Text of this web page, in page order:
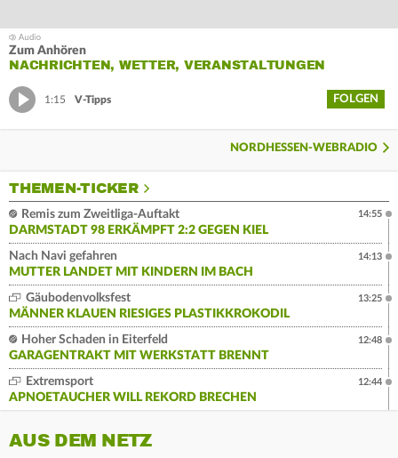
Zum Anhören
NACHRICHTEN, WETTER, VERANSTALTUNGEN
1:15 V-Tipps FOLGEN
NORDHESSEN-WEBRADIO
THEMEN-TICKER
Remis zum Zweitliga-Auftakt
DARMSTADT 98 ERKÄMPFT 2:2 GEGEN KIEL
14:55
Nach Navi gefahren
MUTTER LANDET MIT KINDERN IM BACH
14:13
Gäubodenvolksfest
MÄNNER KLAUEN RIESIGES PLASTIKKROKODIL
13:25
Hoher Schaden in Eiterfeld
GARAGENTRAKT MIT WERKSTATT BRENNT
12:48
Extremsport
APNOETAUCHER WILL REKORD BRECHEN
12:44
AUS DEM NETZ